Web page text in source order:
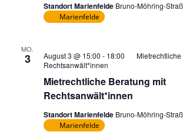
Standort Marienfelde Bruno-Möhring-
Marienfelde
MO.
3
Mietrechtliche Beratung mit
Rechtsanwält*innen
August 3 @ 15:00 - 18:00
Rechtsanwält*innen
Standort Marienfelde Bruno-Möhring-
Marienfelde